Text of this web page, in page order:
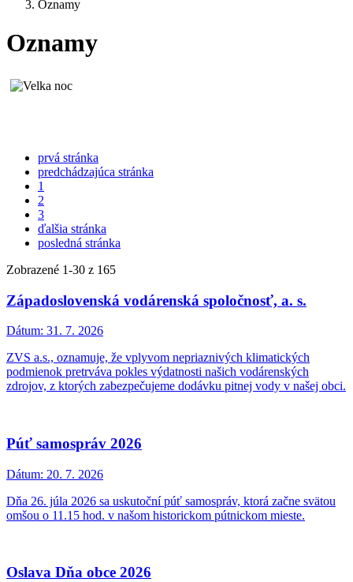
Oznamy
Oznamy
prvá stránka
predchádzajúca stránka
1
2
3
ďalšia stránka
posledná stránka
Zobrazené 1-30 z 165
Západoslovenská vodárenská spoločnosť, a. s.
Dátum: 31. 7. 2026
ZVS a.s., oznamuje, že vplyvom nepriaznivých klimatických
podmienok pretrváva pokles výdatnosti našich vodárenských
zdrojov, z ktorých zabezpečujeme dodávku pitnej vody v našej obci.
Púť samospráv 2026
Dátum: 20. 7. 2026
Dňa 26. júla 2026 sa uskutoční púť samospráv, ktorá začne svätou
omšou o 11.15 hod. v našom historickom pútnickom mieste.
Oslava Dňa obce 2026